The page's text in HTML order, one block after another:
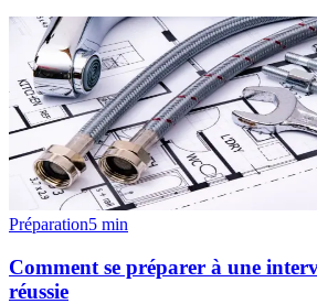
Préparation5 min
Comment se préparer à une
réussie